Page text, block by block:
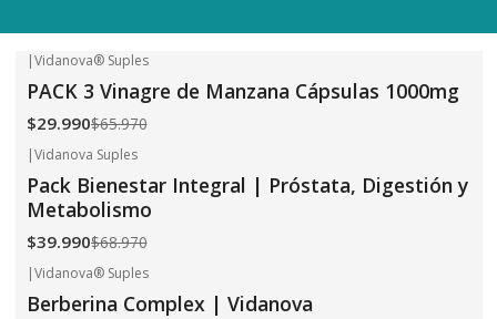
|Vidanova® Suples
PACK 3 Vinagre de Manzana Cápsulas 1000mg
$29.990$65.970
|Vidanova Suples
Pack Bienestar Integral | Próstata, Digestión y
Metabolismo
$39.990$68.970
|Vidanova® Suples
Berberina Complex | Vidanova